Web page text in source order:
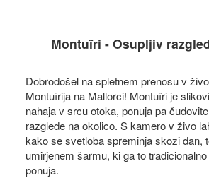
Montuïri - Osupljiv
Dobrodošel na spletnem prenosu v
Montuïrija na Mallorci! Montuïri je
nahaja v srcu otoka, ponuja pa
razglede na okolico. S kamero v živo
kako se svetloba spreminja skozi dan,
umirjenem šarmu, ki ga to
ponuja.